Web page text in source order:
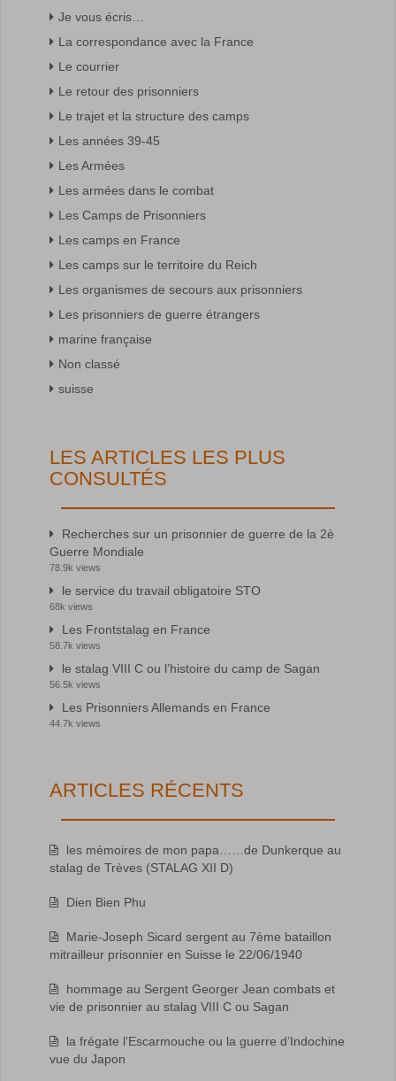
Je vous écris…
La correspondance avec la France
Le courrier
Le retour des prisonniers
Le trajet et la structure des camps
Les années 39-45
Les Armées
Les armées dans le combat
Les Camps de Prisonniers
Les camps en France
Les camps sur le territoire du Reich
Les organismes de secours aux prisonniers
Les prisonniers de guerre étrangers
marine française
Non classé
suisse
LES ARTICLES LES PLUS
CONSULTÉS
Recherches sur un prisonnier de guerre de la 2è
Guerre Mondiale
78.9k views
le service du travail obligatoire STO
68k views
Les Frontstalag en France
58.7k views
le stalag VIII C ou l’histoire du camp de Sagan
56.5k views
Les Prisonniers Allemands en France
44.7k views
ARTICLES RÉCENTS
les mémoires de mon papa……de Dunkerque au
stalag de Trèves (STALAG XII D)
Dien Bien Phu
Marie-Joseph Sicard sergent au 7ème bataillon
mitrailleur prisonnier en Suisse le 22/06/1940
hommage au Sergent Georger Jean combats et
vie de prisonnier au stalag VIII C ou Sagan
la frégate l’Escarmouche ou la guerre d’Indochine
vue du Japon